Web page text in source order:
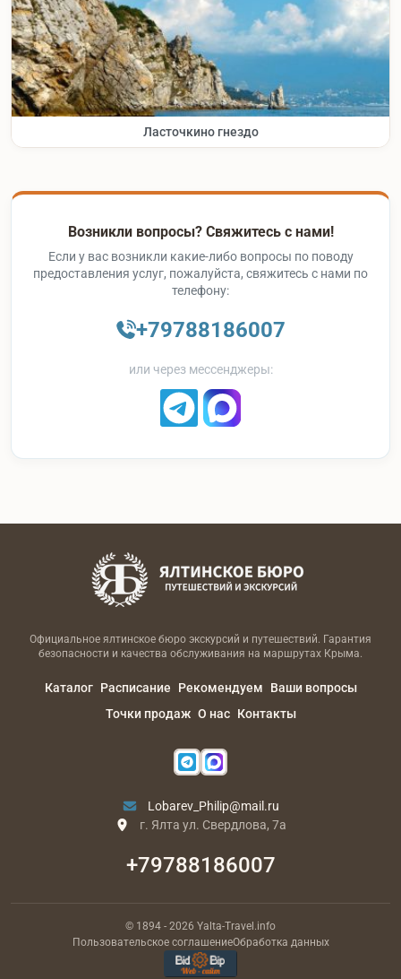
Ласточкино гнездо
Возникли вопросы? Свяжитесь с нами!
Если у вас возникли какие-либо вопросы по поводу
предоставления услуг, пожалуйста, свяжитесь с нами по
телефону:
+79788186007
или через мессенджеры:
Официальное ялтинское бюро экскурсий и путешествий. Гарантия
безопасности и качества обслуживания на маршрутах Крыма.
Каталог Расписание Рекомендуем
Ваши вопросы
Точки продаж О нас Контакты
Lobarev_Philip@mail.ru
г. Ялта ул. Свердлова, 7а
+79788186007
© 1894 - 2026 Yalta-Travel.info
Пользовательское соглашениеОбработка данных